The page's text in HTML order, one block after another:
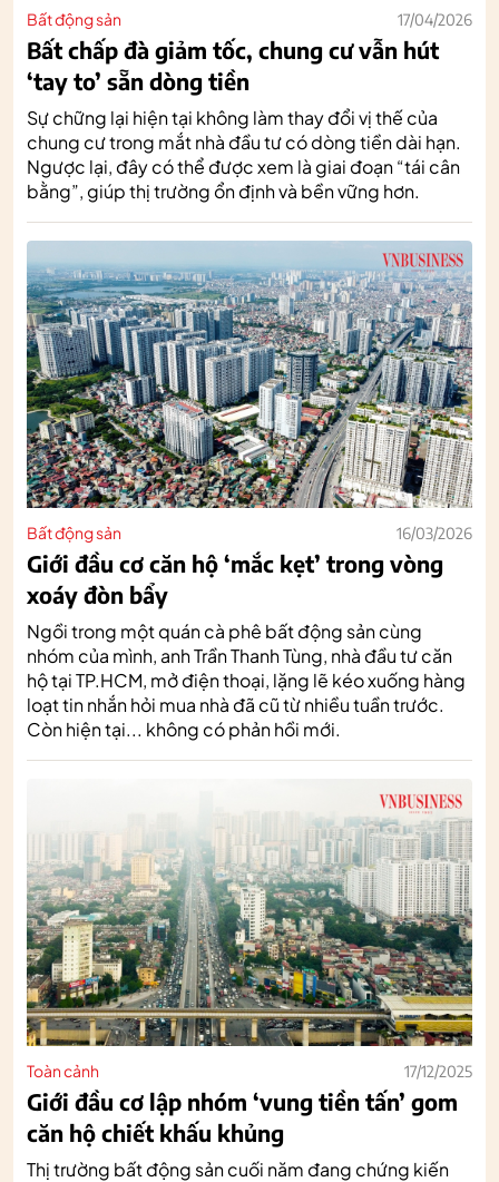
Bất động sản 17/04/2026
Bất chấp đà giảm tốc, chung cư vẫn hút
‘tay to’ sẵn dòng tiền
Sự chững lại hiện tại không làm thay đổi vị thế của
chung cư trong mắt nhà đầu tư có dòng tiền dài hạn.
Ngược lại, đây có thể được xem là giai đoạn “tái cân
bằng”, giúp thị trường ổn định và bền vững hơn.
Bất động sản 16/03/2026
Giới đầu cơ căn hộ ‘mắc kẹt’ trong vòng
xoáy đòn bẩy
Ngồi trong một quán cà phê bất động sản cùng
nhóm của mình, anh Trần Thanh Tùng, nhà đầu tư căn
hộ tại TP.HCM, mở điện thoại, lặng lẽ kéo xuống hàng
loạt tin nhắn hỏi mua nhà đã cũ từ nhiều tuần trước.
Còn hiện tại... không có phản hồi mới.
Toàn cảnh 17/12/2025
Giới đầu cơ lập nhóm ‘vung tiền tấn’ gom
căn hộ chiết khấu khủng
Thị trường bất động sản cuối năm đang chứng kiến